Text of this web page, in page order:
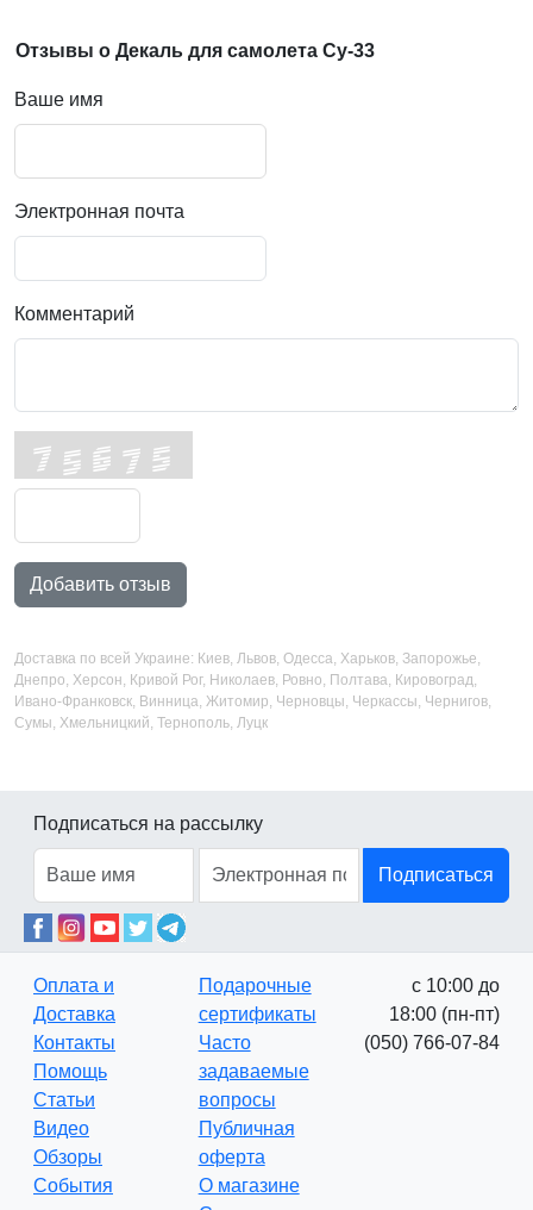
Отзывы о Декаль для самолета Су-33
Ваше имя
Электронная почта
Комментарий
Добавить отзыв
Доставка по всей Украине: Киев, Львов, Одесса, Харьков, Запорожье,
Днепро, Херсон, Кривой Рог, Николаев, Ровно, Полтава, Кировоград,
Ивано-Франковск, Винница, Житомир, Черновцы, Черкассы, Чернигов,
Сумы, Хмельницкий, Тернополь, Луцк
Подписаться на рассылку
Подписаться
Оплата и
Доставка
Контакты
Помощь
Статьи
Видео
Обзоры
События
Подарочные
сертификаты
Часто
задаваемые
вопросы
Публичная
оферта
О магазине
с 10:00 до
18:00 (пн-пт)
(050) 766-07-84